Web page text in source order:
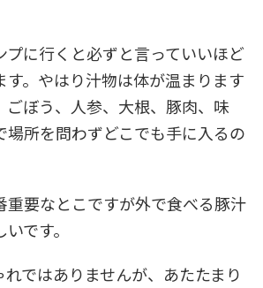
プに行くと必ずと言っていいほど
す。やはり汁物は体が温まります
ごぼう、人参、大根、豚肉、味
場所を問わずどこでも手に入るの
重要なとこですが外で食べる豚汁
です。
ではありませんが、あたたまり